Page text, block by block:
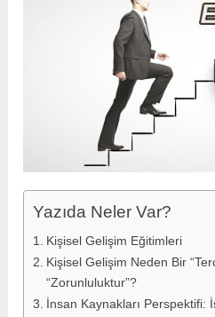
Yazıda Neler Var?
Kişisel Gelişim Eğitimleri
Kişisel Gelişim Neden Bir
“Zorunluluktur”?
İnsan Kaynakları Perspektifi: